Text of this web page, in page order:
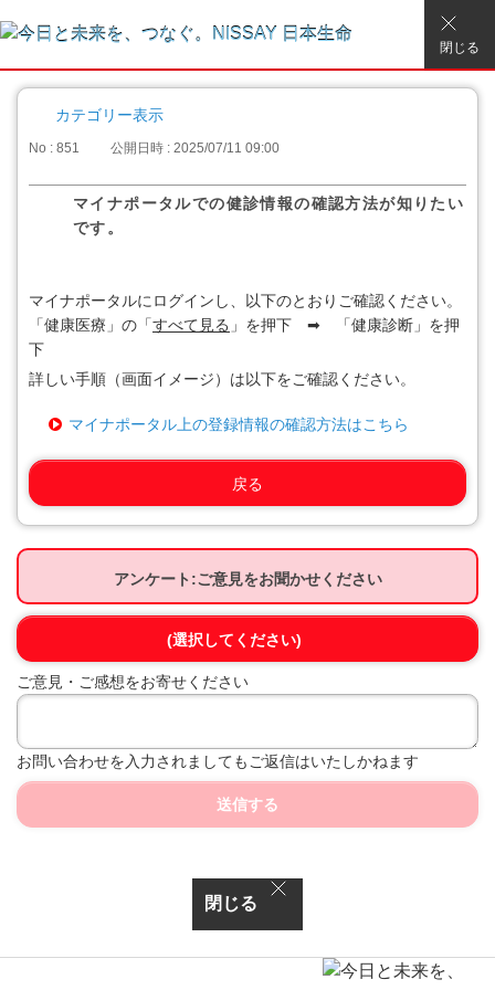
閉じる
カテゴリー表示
No : 851 公開日時 : 2025/07/11 09:00
マイナポータルでの健診情報の確認方法が知りたい
です。
マイナポータルにログインし、以下のとおりご確認ください。
「健康医療」の「すべて見る 」を押下 ➡ 「健康診断」を押
下
詳しい手順（画面イメージ）は以下をご確認ください。
マイナポータル上の登録情報の確認方法はこちら
戻る
アンケート:ご意見をお聞かせください
(選択してください)
ご意見・ご感想をお寄せください
お問い合わせを入力されましてもご返信はいたしかねます
送信する
閉じる